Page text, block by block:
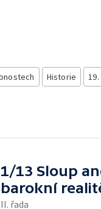
Historie
1/13 Sloup
barokní
II. řada